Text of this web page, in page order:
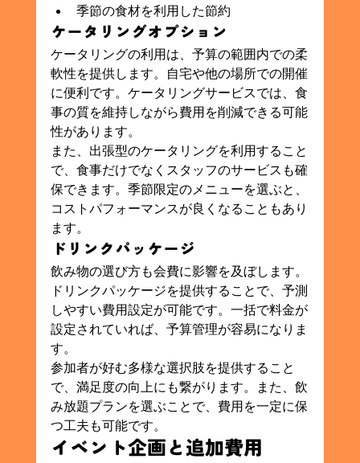
季節の食材を利用した節約
ケータリングオプション
ケータリングの利用は、予算の範囲内での柔
軟性を提供します。自宅や他の場所での開催
に便利です。ケータリングサービスでは、食
事の質を維持しながら費用を削減できる可能
性があります。
また、出張型のケータリングを利用すること
で、食事だけでなくスタッフのサービスも確
保できます。季節限定のメニューを選ぶと、
コストパフォーマンスが良くなることもあり
ます。
ドリンクパッケージ
飲み物の選び方も会費に影響を及ぼします。
ドリンクパッケージを提供することで、予測
しやすい費用設定が可能です。一括で料金が
設定されていれば、予算管理が容易になりま
す。
参加者が好む多様な選択肢を提供すること
で、満足度の向上にも繋がります。また、飲
み放題プランを選ぶことで、費用を一定に保
つ工夫も可能です。
イベント企画と追加費用